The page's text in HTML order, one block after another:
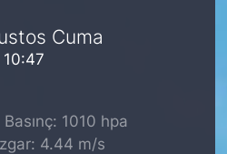
Cuma
10:47
1010 hpa
4.44 m/s